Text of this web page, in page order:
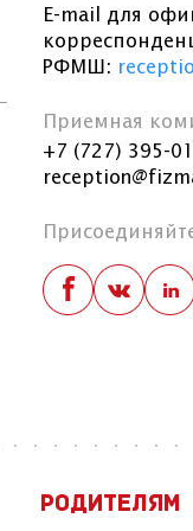
E-mail для
РФМШ:
Приемная
+7 (727) 395-
РОДИТЕЛЯМ